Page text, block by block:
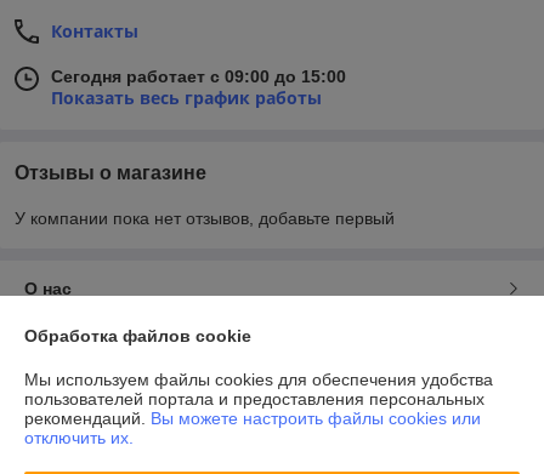
Контакты
Сегодня работает с 09:00 до 15:00
Показать весь график работы
Отзывы о магазине
У компании пока нет отзывов, добавьте первый
О нас
Контакты
Доставка и оплата
Обработка файлов cookie
Мы используем файлы cookies для обеспечения удобства
пользователей портала и предоставления персональных
рекомендаций. Вы можете настроить файлы cookies или
отключить их.